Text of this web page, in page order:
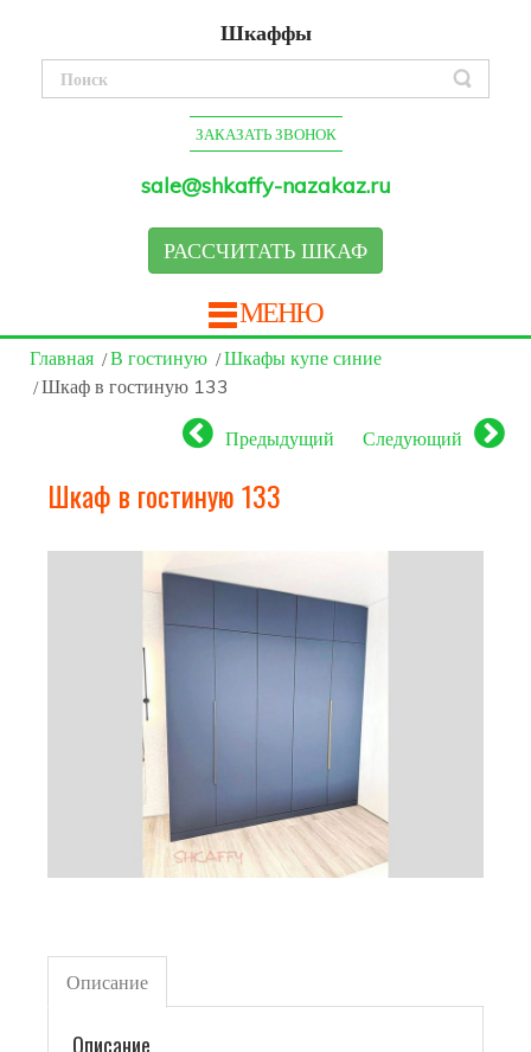
Шкаффы
ЗАКАЗАТЬ ЗВОНОК
sale@shkaffy-nazakaz.ru
РАССЧИТАТЬ ШКАФ
МЕНЮ
Главная В гостиную
Шкафы купе синие
Шкаф в гостиную 133
Предыдущий Следующий
Шкаф в гостиную 133
Описание
Описание